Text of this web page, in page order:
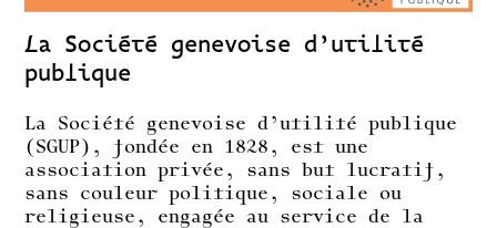
La Société genevoise d’utilité
publique
La Société genevoise d’utilité publique
(SGUP), fondée en 1828, est une
association privée, sans but lucratif,
sans couleur politique, sociale ou
religieuse, engagée au service de la